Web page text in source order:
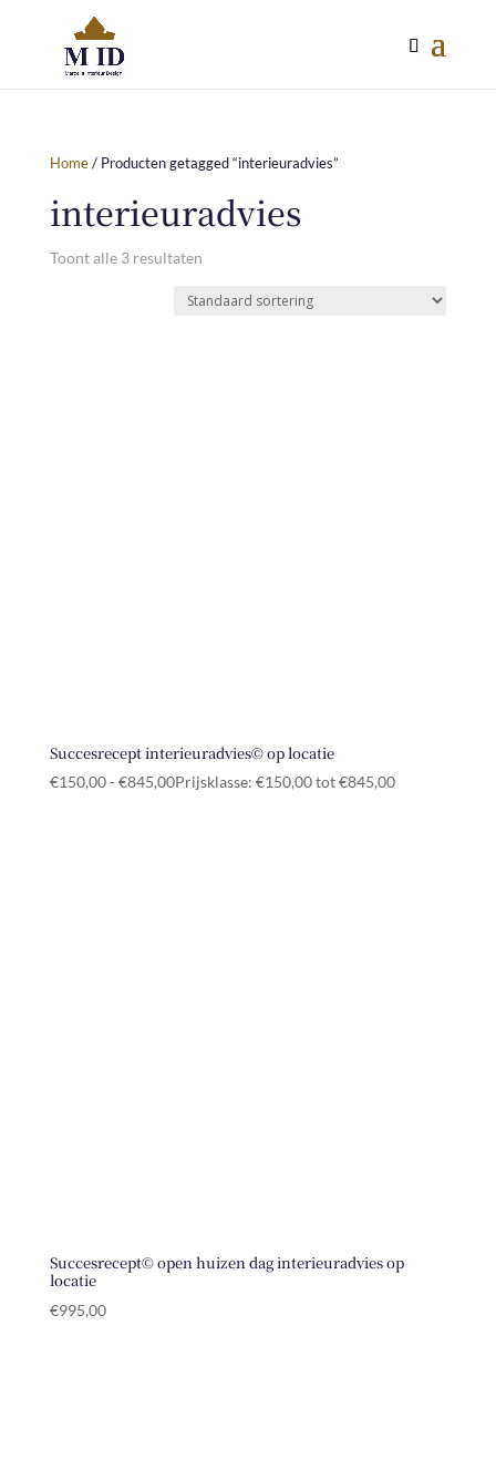
Home/ Producten getagged “interieuradvies”
interieuradvies
Toont alle 3 resultaten
Succesrecept interieuradvies© op locatie
€150,00- €845,00Prijsklasse: €150,00 tot €845,00
Succesrecept© open huizen dag interieuradvies op
locatie
€995,00